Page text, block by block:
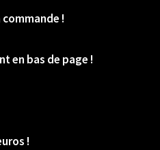
!
en bas de page !
!